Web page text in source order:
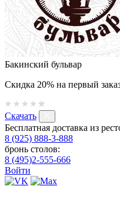
Бакинский бульвар
Скидка 20% на первый
Скачать
Бесплатная доставка из
8 (925) 888-3-888
бронь столов:
8 (495)2-555-666
Войти